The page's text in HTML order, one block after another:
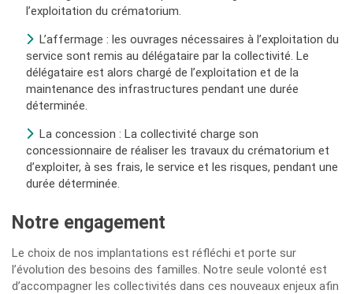
l’exploitation du crématorium.
L’affermage : les ouvrages nécessaires à l’exploitation du
service sont remis au délégataire par la collectivité. Le
délégataire est alors chargé de l’exploitation et de la
maintenance des infrastructures pendant une durée
déterminée.
La concession : La collectivité charge son
concessionnaire de réaliser les travaux du crématorium et
d’exploiter, à ses frais, le service et les risques, pendant une
durée déterminée.
Notre engagement
Le choix de nos implantations est réfléchi et porte sur
l’évolution des besoins des familles. Notre seule volonté est
d’accompagner les collectivités dans ces nouveaux enjeux afin